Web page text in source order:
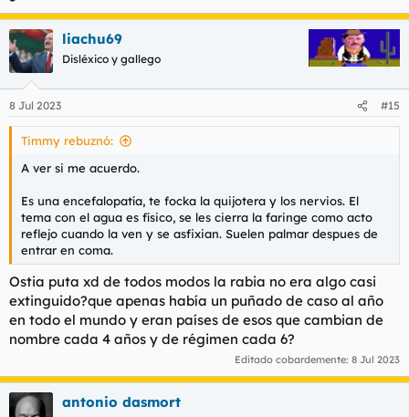
liachu69
Disléxico y gallego
8 Jul 2023 #15
Timmy rebuznó:
A ver si me acuerdo.
Es una encefalopatía, te focka la quijotera y los nervios. El
tema con el agua es físico, se les cierra la faringe como acto
reflejo cuando la ven y se asfixian. Suelen palmar despues de
entrar en coma.
Ostia puta xd de todos modos la rabia no era algo casi
extinguido?que apenas había un puñado de caso al año
en todo el mundo y eran países de esos que cambian de
nombre cada 4 años y de régimen cada 6?
Editado cobardemente: 8 Jul 2023
antonio dasmort